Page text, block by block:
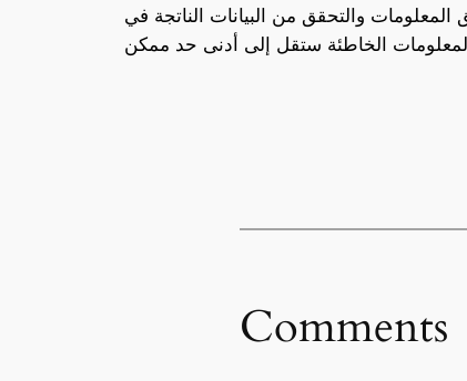
والتحقق من البيانات الناتجة في
Comments